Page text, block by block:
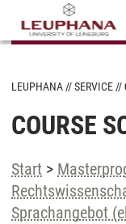
LEUPHANA SERVICE
COURSE
Start >
Sprachangebot